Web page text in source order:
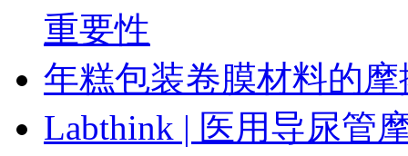
重要性
年糕包装卷膜材料的
Labthink | 医用导尿管